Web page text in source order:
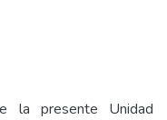
la presente Unidad